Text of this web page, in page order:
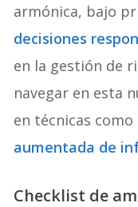
armónica, bajo
decisiones
en la gestión de
navegar en esta
en técnicas como
aumentada de
Checklist de